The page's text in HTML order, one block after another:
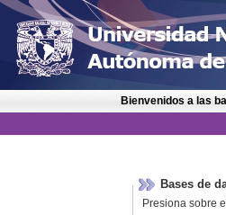
Bienvenidos a las
Bases de
Presiona sobre